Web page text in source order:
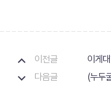
이전글
이게
다음글
(누두